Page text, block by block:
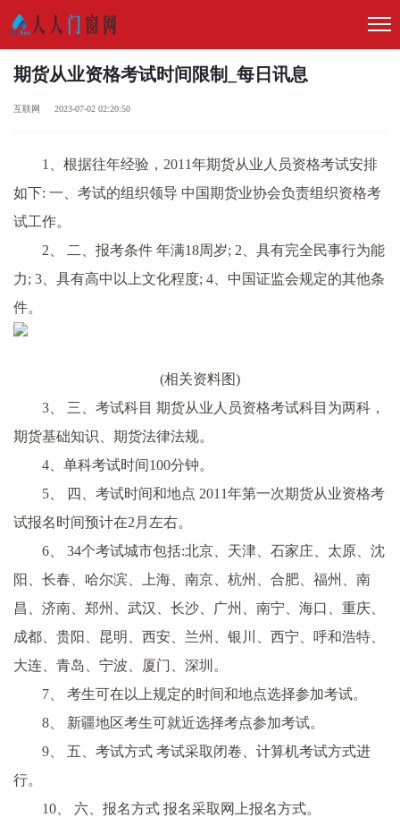
期货从业资格考试时间限制_每日讯息
互联网 2023-07-02 02:20:50
1、根据往年经验，2011年期货从业人员资格考试安排
如下: 一、考试的组织领导 中国期货业协会负责组织资格考
试工作。
2、 二、报考条件 年满18周岁; 2、具有完全民事行为能
力; 3、具有高中以上文化程度; 4、中国证监会规定的其他条
件。
(相关资料图)
3、 三、考试科目 期货从业人员资格考试科目为两科，
期货基础知识、期货法律法规。
4、单科考试时间100分钟。
5、 四、考试时间和地点 2011年第一次期货从业资格考
试报名时间预计在2月左右。
6、 34个考试城市包括:北京、天津、石家庄、太原、沈
阳、长春、哈尔滨、上海、南京、杭州、合肥、福州、南
昌、济南、郑州、武汉、长沙、广州、南宁、海口、重庆、
成都、贵阳、昆明、西安、兰州、银川、西宁、呼和浩特、
大连、青岛、宁波、厦门、深圳。
7、 考生可在以上规定的时间和地点选择参加考试。
8、 新疆地区考生可就近选择考点参加考试。
9、 五、考试方式 考试采取闭卷、计算机考试方式进
行。
10、 六、报名方式 报名采取网上报名方式。